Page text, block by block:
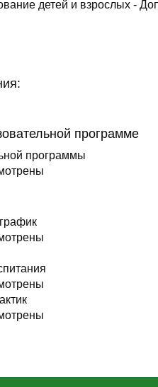
детей и взрослых -
программе
программы